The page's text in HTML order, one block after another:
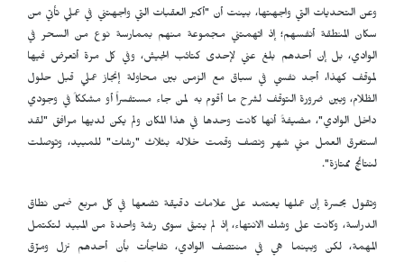
وعن التحديات التي واجهتها، بينت أن "أكبر العقبات التي واجهتني في عملي تأتي من
سكان المنطقة أنفسهم؛ إذ اتهمتني مجموعة منهم بممارسة نوع من السحر في
الوادي، بل إن أحدهم بلغ عني لإحدى كتائب الجيش، وفي كل مرة أتعرض فيها
لموقف كهذا، أجد نفسي في سباق مع الزمن بين محاولة إنجاز عملي قبل حلول
الظلام، وبين ضرورة التوقف لشرح ما أقوم به لمن جاء مستفسراً أو مشككاً في وجودي
داخل الوادي"، مضيفةً أنها كانت وحدها في هذا المكان ولم يكن لديها مرافق "لقد
استغرق العمل مني شهر ونصف وقمت خلاله بثلاث "رشات" للمبيد، وتوصلت
لنتائج ممتازة".
وتقول بحسرة إن عملها يعتمد على علامات دقيقة تضعها في كل مربع ضمن نطاق
الدراسة، وكانت على وشك الانتهاء، إذ لم يتبقَ سوى رشة واحدة من المبيد لتكتمل
المهمة، لكن وبينما هي في منتصف الوادي، تفاجأت بأن أحدهم نزل ومزّق